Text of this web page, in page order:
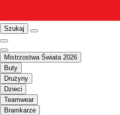
Szukaj
Mistrzostwa Świata 2026
Buty
Drużyny
Dzieci
Teamwear
Bramkarze